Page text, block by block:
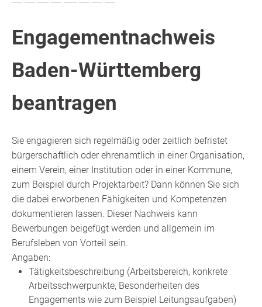
Engagementnachweis
Baden-Württemberg
beantragen
Sie engagieren sich regelmäßig oder zeitlich befristet
bürgerschaftlich oder ehrenamtlich in einer Organisation,
einem Verein, einer Institution oder in einer Kommune,
zum Beispiel durch Projektarbeit? Dann können Sie sich
die dabei erworbenen Fähigkeiten und Kompetenzen
dokumentieren lassen. Dieser Nachweis kann
Bewerbungen beigefügt werden und allgemein im
Berufsleben von Vorteil sein.
Angaben:
Tätigkeitsbeschreibung (Arbeitsbereich, konkrete
Arbeitsschwerpunkte, Besonderheiten des
Engagements wie zum Beispiel Leitungsaufgaben)